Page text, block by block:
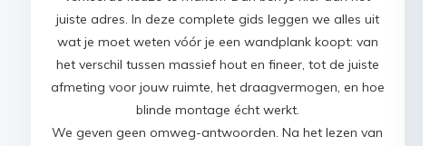
juiste adres. In deze complete gids leggen we alles uit
wat je moet weten vóór je een wandplank koopt: van
het verschil tussen massief hout en fineer, tot de juiste
afmeting voor jouw ruimte, het draagvermogen, en hoe
blinde montage écht werkt.
We geven geen omweg-antwoorden. Na het lezen van